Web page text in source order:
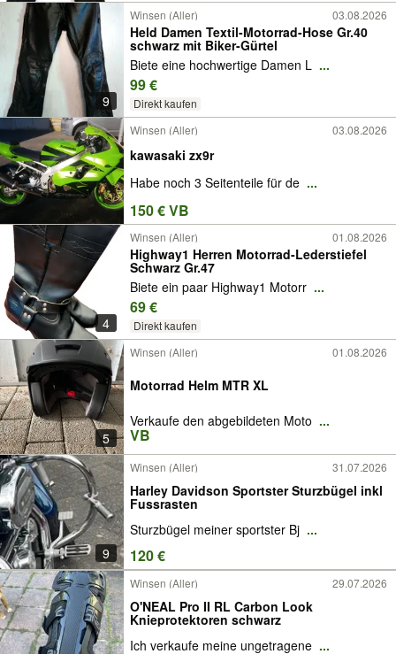
9
Winsen (Aller) 03.08.2026
Held Damen Textil-Motorrad-Hose Gr.40
schwarz mit Biker-Gürtel
Biete eine hochwertige Damen L ...
99 €
Direkt kaufen
Winsen (Aller)
03.08.2026
kawasaki zx9r
Habe noch 3 Seitenteile für de ...
150 € VB
4
Winsen (Aller) 01.08.2026
Highway1 Herren Motorrad-Lederstiefel
Schwarz Gr.47
Biete ein paar Highway1 Motorr ...
69 €
Direkt kaufen
5
Winsen (Aller) 01.08.2026
Motorrad Helm MTR XL
Verkaufe den abgebildeten Moto ...
VB
9
Winsen (Aller) 31.07.2026
Harley Davidson Sportster Sturzbügel inkl
Fussrasten
Sturzbügel meiner sportster Bj ...
120 €
Winsen (Aller) 29.07.2026
O'NEAL Pro II RL Carbon Look
Knieprotektoren schwarz
Ich verkaufe meine ungetragene ...